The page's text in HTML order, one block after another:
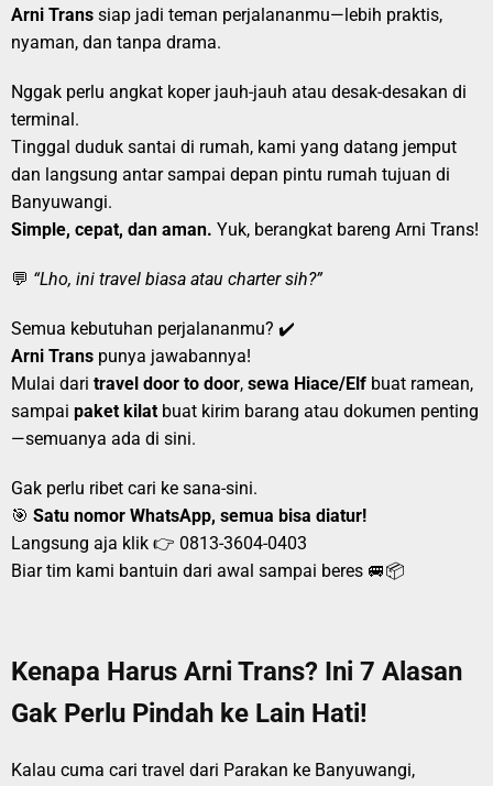
Arni Trans siap jadi teman perjalananmu—lebih praktis,
nyaman, dan tanpa drama.
Nggak perlu angkat koper jauh-jauh atau desak-desakan di
terminal.
Tinggal duduk santai di rumah, kami yang datang jemput
dan langsung antar sampai depan pintu rumah tujuan di
Banyuwangi.
Simple, cepat, dan aman. Yuk, berangkat bareng Arni Trans!
💬 “Lho, ini travel biasa atau charter sih?”
Semua kebutuhan perjalananmu? ✔️
Arni Trans punya jawabannya!
Mulai dari travel door to door, sewa Hiace/Elf buat ramean,
sampai paket kilat buat kirim barang atau dokumen penting
—semuanya ada di sini.
Gak perlu ribet cari ke sana-sini.
🎯 Satu nomor WhatsApp, semua bisa diatur!
Langsung aja klik 👉 0813-3604-0403
Biar tim kami bantuin dari awal sampai beres 🚐📦
Kenapa Harus Arni Trans? Ini 7 Alasan
Gak Perlu Pindah ke Lain Hati!
Kalau cuma cari travel dari Parakan ke Banyuwangi,